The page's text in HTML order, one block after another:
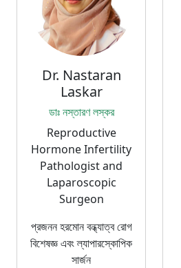
Dr. Nastaran
Laskar
ডাঃ নস্তারণ লস্কর
Reproductive
Hormone Infertility
Pathologist and
Laparoscopic
Surgeon
প্রজনন হরমোন বন্ধ্যাত্ব রোগ
বিশেষজ্ঞ এবং ল্যাপারস্কোপিক
সার্জন